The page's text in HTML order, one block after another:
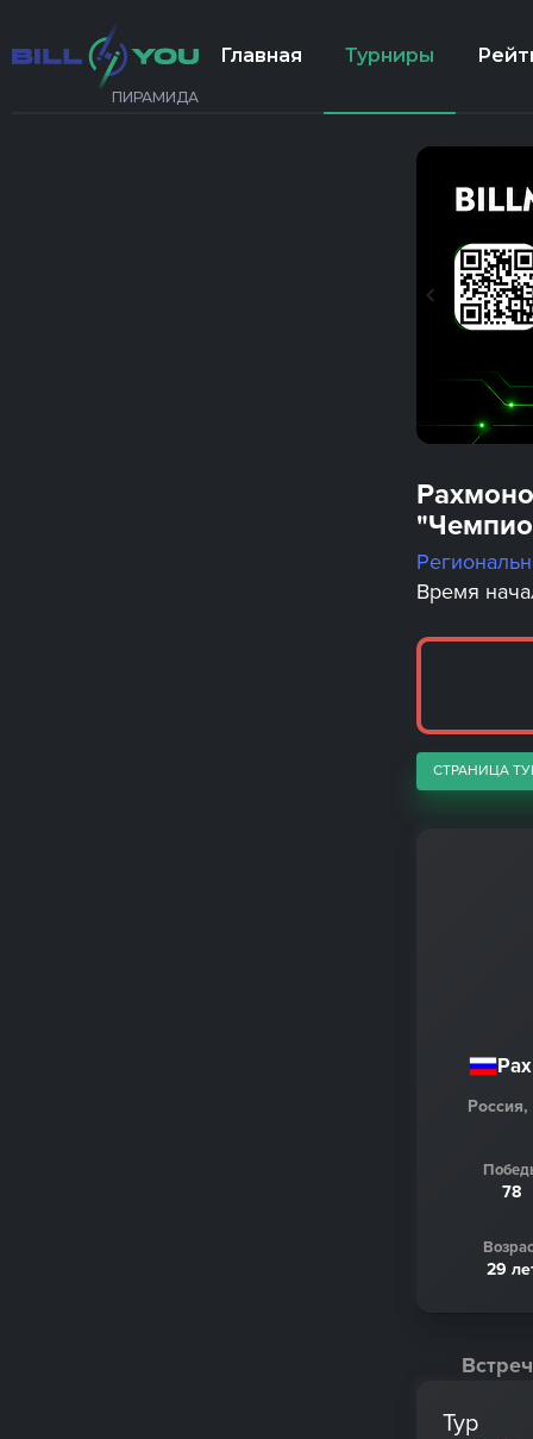
ПИРАМИДА
Главная Турниры
Время
СТРАНИЦА
78
29
Тур